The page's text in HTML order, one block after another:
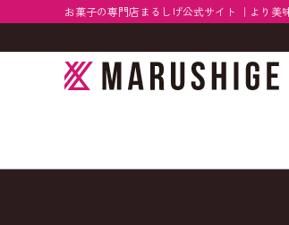
お菓子の専門店まるしげ公式サイト ｜より美